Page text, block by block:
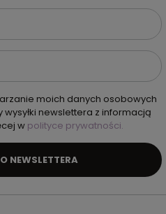
moich danych osobowych
newslettera z informacją
w polityce prywatności.
NEWSLETTERA